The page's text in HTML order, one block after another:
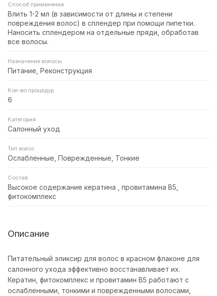
Способ применения
Влить 1-2 мл (в зависимости от длины и степени
повреждения волос) в сплендер при помощи пипетки.
Наносить сплендером на отдельные пряди, обработав
все волосы.
Назначение волосы
Питание, Реконструкция
Кол-во процедур
6
Категория
Салонный уход
Тип волос
Ослабленные, Поврежденные, Тонкие
Состав
Высокое содержание кератина , провитамина В5,
фитокомплекс
Описание
Питательный эликсир для волос в красном флаконе для
салонного ухода эффективно восстанавливает их.
Кератин, фитокомплекс и провитамин В5 работают с
ослабленными, тонкими и поврежденными волосами,